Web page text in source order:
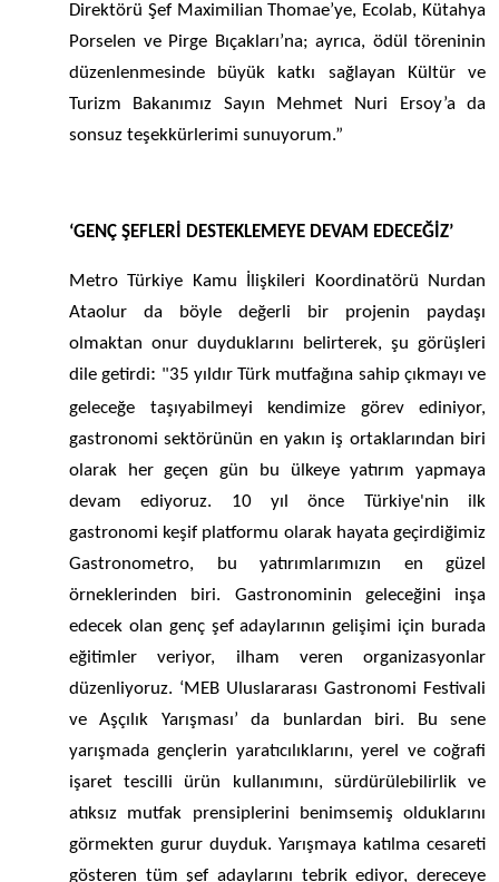
Direktörü Şef Maximilian Thomae’ye, Ecolab, Kütahya
Porselen ve Pirge Bıçakları’na; ayrıca, ödül töreninin
düzenlenmesinde büyük katkı sağlayan Kültür ve
Turizm Bakanımız Sayın Mehmet Nuri Ersoy’a da
sonsuz teşekkürlerimi sunuyorum.”
‘GENÇ ŞEFLERİ DESTEKLEMEYE DEVAM EDECEĞİZ’
Metro Türkiye Kamu İlişkileri Koordinatörü Nurdan
Ataolur da böyle değerli bir projenin paydaşı
olmaktan onur duyduklarını belirterek, şu görüşleri
dile getirdi: "35 yıldır Türk mutfağına sahip çıkmayı ve
geleceğe taşıyabilmeyi kendimize görev ediniyor,
gastronomi sektörünün en yakın iş ortaklarından biri
olarak her geçen gün bu ülkeye yatırım yapmaya
devam ediyoruz. 10 yıl önce Türkiye'nin ilk
gastronomi keşif platformu olarak hayata geçirdiğimiz
Gastronometro, bu yatırımlarımızın en güzel
örneklerinden biri. Gastronominin geleceğini inşa
edecek olan genç şef adaylarının gelişimi için burada
eğitimler veriyor, ilham veren organizasyonlar
düzenliyoruz. ‘MEB Uluslararası Gastronomi Festivali
ve Aşçılık Yarışması’ da bunlardan biri. Bu sene
yarışmada gençlerin yaratıcılıklarını, yerel ve coğrafi
işaret tescilli ürün kullanımını, sürdürülebilirlik ve
atıksız mutfak prensiplerini benimsemiş olduklarını
görmekten gurur duyduk. Yarışmaya katılma cesareti
gösteren tüm şef adaylarını tebrik ediyor, dereceye